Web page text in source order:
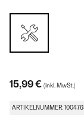
15,99 € (inkl. MwSt.)
ARTIKELNUMMER: